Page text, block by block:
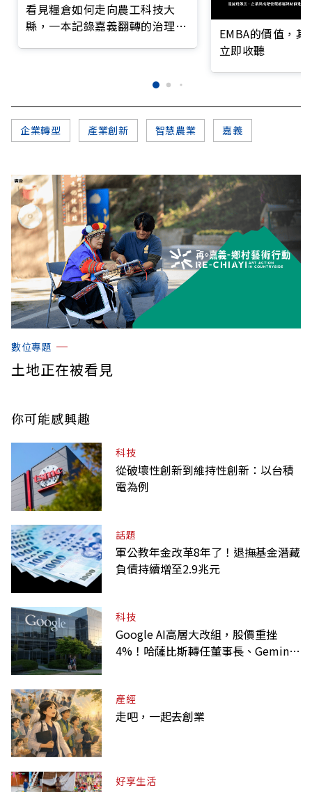
看見糧倉如何走向農工科技大
縣，一本記錄嘉義翻轉的治理實
EMBA的價值，
立即收聽
企業轉型 產業創新 智慧農業 嘉義
數位專題
土地正在被看見
你可能感興趣
科技
從破壞性創新到維持性創新：以台積
電為例
話題
軍公教年金改革8年了！退撫基金潛藏
負債持續增至2.9兆元
科技
Google AI高層大改組，股價重挫
4%！哈薩比斯轉任董事長、Gemini
產經
走吧，一起去創業
好享生活